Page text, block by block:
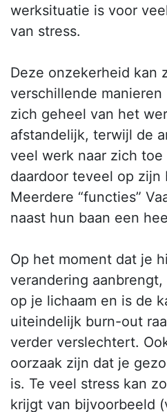
werksituatie is voor
van stress.
Deze onzekerheid kan
verschillende
zich geheel van het
afstandelijk, terwijl de
veel werk naar zich
daardoor teveel op zijn
Meerdere “functies”
naast hun baan een
Op het moment dat je
verandering
op je lichaam en is de
uiteindelijk burn-out
verder verslechtert.
oorzaak zijn dat je
is. Te veel stress kan
krijgt van bijvoorbeeld